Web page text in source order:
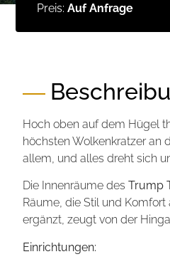
Preis: Auf Anfrage
Hoch oben auf dem Hügel
höchsten Wolkenkratzer an
allem, und alles dreht sich
Die Innenräume des Trump
Räume, die Stil und
ergänzt, zeugt von der
Einrichtungen: